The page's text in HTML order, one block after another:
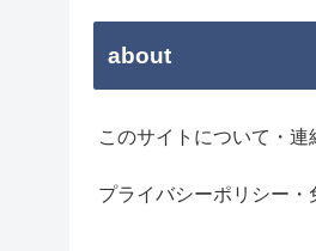
about
このサイトについて・連
プライバシーポリシー